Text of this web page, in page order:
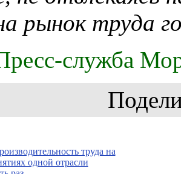
рынок труда
служба
труда на
одной отрасли